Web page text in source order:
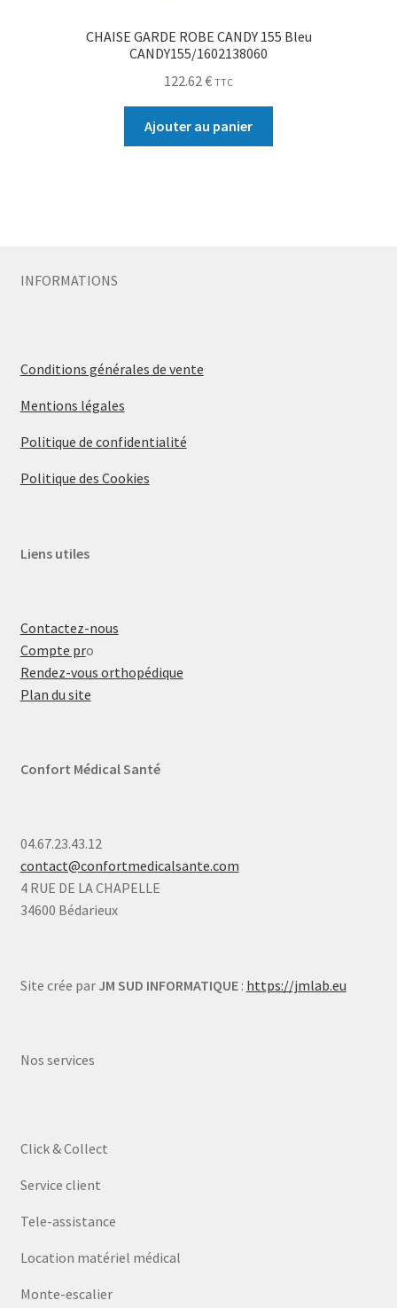
CHAISE GARDE ROBE CANDY 155 Bleu
CANDY155/1602138060
122.62 € TTC
Ajouter au panier
INFORMATIONS
Conditions générales de vente
Mentions légales
Politique de confidentialité
Politique des Cookies
Liens utiles
Contactez-nous
Compte pro
Rendez-vous orthopédique
Plan du site
Confort Médical Santé
04.67.23.43.12
contact@confortmedicalsante.com
4 RUE DE LA CHAPELLE
34600 Bédarieux
Site crée par JM SUD INFORMATIQUE: https://jmlab.eu
Nos services
Click & Collect
Service client
Tele-assistance
Location matériel médical
Monte-escalier